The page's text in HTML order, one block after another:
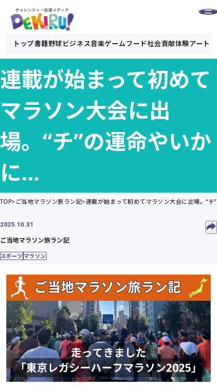
トップ書籍野球 ビジネス音楽ゲーム フード社会貢献体験アート
連載が始まって初めて
マラソン大会に出
場。“チ”の運命やいか
に…
TOP ご当地マラソン旅ラン記 連載が始まって初めてマラソン大会に出場。“
2025.10.31
ご当地マラソン旅ラン記
スポーツ マラソン